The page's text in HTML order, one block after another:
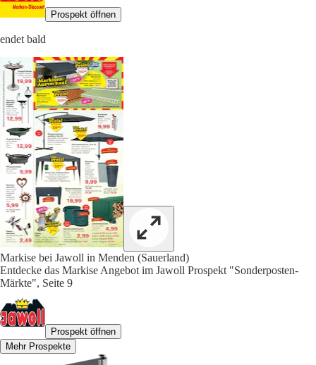
Prospekt öffnen
endet bald
Markise bei Jawoll in Menden (Sauerland)
Entdecke das Markise Angebot im Jawoll Prospekt "Sonderposten-
Märkte", Seite 9
Prospekt öffnen
Mehr Prospekte